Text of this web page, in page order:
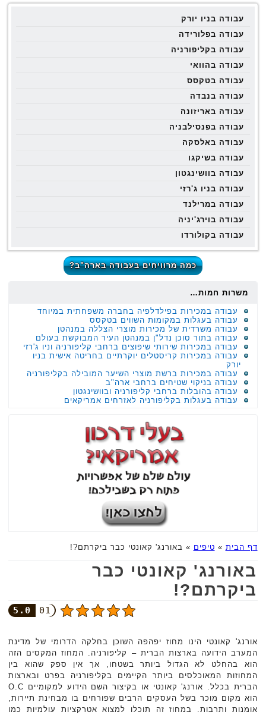
עבודה בניו יורק
עבודה בפלורידה
עבודה בקליפורניה
עבודה בהוואי
עבודה בטקסס
עבודה בנבדה
עבודה באריזונה
עבודה בפנסילבניה
עבודה באלסקה
עבודה בשיקגו
עבודה בוושינגטון
עבודה בניו ג'רזי
עבודה במרילנד
עבודה בוירג'יניה
עבודה בקולורדו
כמה מרוויחים בעבודה בארה"ב?
משרות חמות…
עבודה במכירות בפילדלפיה בחברה משפחתית במיוחד
עבודה בעגלות במקומות השווים בטקסס
עבודה משרדית של מכירות מוצרי הצללה במנהטן
עבודה בתור סוכן נדל"ן במנהטן העיר המבוקשת בעולם
עבודה במכירות שירותי שיפוצים ברחבי קליפורניה וניו ג'רזי
עבודה במכירות קריסטלים יוקרתיים בחריטה אישית בניו
יורק
עבודה במכירות ברשת מוצרי השיער המובילה בקליפורניה
עבודה בניקוי שטיחים ברחבי ארה"ב
עבודה בהובלות ברחבי קליפורניה ובוושינגטון
עבודה בעגלות בקליפורניה לאזרחים אמריקאים
דף הבית » טיפים » באורנג' קאונטי כבר ביקרתם?!
באורנג' קאונטי כבר
ביקרתם?!
5.0 01
אורנג' קאונטי הינו מחוז יפהפה השוכן בחלקה הדרומי של מדינת
המערב הידועה בארצות הברית – קליפורניה. המחוז המקסים הזה
הוא בהחלט לא הגדול ביותר בשטחו, אך אין ספק שהוא בין
המחוזות המאוכלסים ביותר הקיימים בקליפורניה בפרט ובארצות
הברית בכלל. אורנג' קאונטי או בקיצור השם הידוע למקומיים O.C
הוא מקום מוכר בשל העסקים הרבים שפורחים בו מבחינת תיירות,
אומנות ותרבות. במחוז זה תוכלו למצוא אטרקציות עולמיות כמו